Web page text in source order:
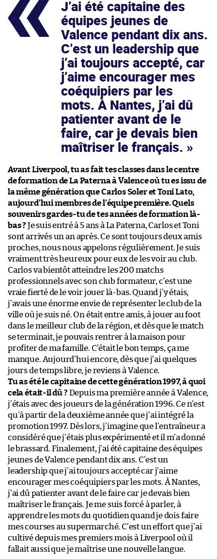
J’ai été capitaine des
équipes jeunes de
Valence pendant dix ans.
C’est un leadership que
j’ai toujours accepté, car
j’aime encourager mes
coéquipiers par les
mots. À Nantes, j’ai dû
patienter avant de le
faire, car je devais bien
maîtriser le français.
Avant Liverpool, tu as fait tes classes dans le centre
de formation de La Paterna à Valence où tu es issu de
la même génération que Carlos Soler et Toni Lato,
aujourd’hui membres de l’équipe première. Quels
souvenirs gardes-tu de tes années de formation là-
bas ? Je suis entré à 5 ans à La Paterna, Carlos et Toni
sont arrivés un an après. Ce sont toujours deux amis
proches, nous nous appelons régulièrement. Je suis
vraiment très heureux pour eux de les voir au club.
Carlos va bientôt atteindre les 200 matchs
professionnels avec son club formateur, c’est une
vraie fierté de le voir jouer là-bas. Quand j’y étais,
j’avais une énorme envie de représenter le club de la
ville où je suis né. On était entre amis, à jouer au foot
dans le meilleur club de la région, et dès que le match
se terminait, je pouvais rentrer à la maison pour
profiter de ma famille. C’était le bon temps, ça me
manque. Aujourd’hui encore, dès que j’ai quelques
jours de temps libre, je reviens à Valence.
Tu as été le capitaine de cette génération 1997, à quoi
cela était-il dû ? Depuis ma première année à Valence,
j’étais avec des joueurs de la génération 1996. Ce n’est
qu’à partir de la deuxième année que j’ai intégré la
promotion 1997. Dès lors, j’imagine que l’entraîneur a
considéré que j’étais plus expérimenté et il m’a donné
le brassard. Finalement, j’ai été capitaine des équipes
jeunes de Valence pendant dix ans. C’est un
leadership que j’ai toujours accepté car j’aime
encourager mes coéquipiers par les mots. À Nantes,
j’ai dû patienter avant de le faire car je devais bien
maîtriser le français. Je me suis forcé à parler, à
apprendre les mots du quotidien quand je dois faire
mes courses au supermarché. C’est un effort que j’ai
cultivé depuis mes premiers mois à Liverpool où il
fallait aussi que je maîtrise une nouvelle langue.